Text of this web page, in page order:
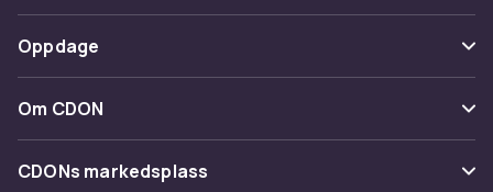
Spor pakke
Angre & returner her
Kontakt oss
Betaling
Levering
Tilbakekallinger
Oppdage
Kategorier
Varemerker
Om CDON
Om oss
CDONs markedsplass